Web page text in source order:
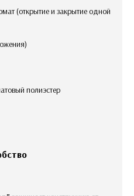
полиэстер